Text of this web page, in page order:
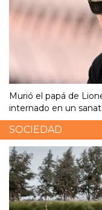
Murió el papá de
internado en un
SOCIEDAD